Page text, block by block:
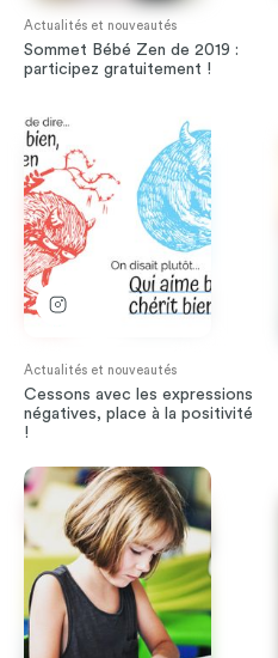
Actualités et nouveautés
Sommet Bébé Zen de 2019 :
participez gratuitement !
Actualités et nouveautés
Cessons avec les expressions
négatives, place à la positivité
!